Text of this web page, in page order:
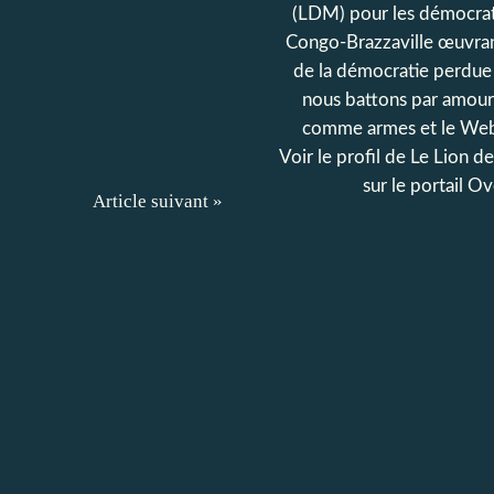
Article suivant »
(LDM) pour les
Congo-Brazzaville
de la démocratie
nous battons par
comme armes et le
Voir le profil de Le Lion
sur le portail